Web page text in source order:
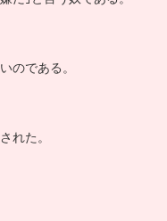
のである。
れた。